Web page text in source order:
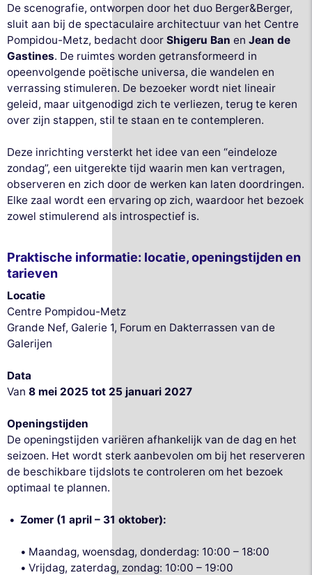
De scenografie, ontworpen door het duo Berger&Berger,
sluit aan bij de spectaculaire architectuur van het Centre
Pompidou-Metz, bedacht door Shigeru Ban en Jean de
Gastines. De ruimtes worden getransformeerd in
opeenvolgende poëtische universa, die wandelen en
verrassing stimuleren. De bezoeker wordt niet lineair
geleid, maar uitgenodigd zich te verliezen, terug te keren
over zijn stappen, stil te staan en te contempleren.
Deze inrichting versterkt het idee van een “eindeloze
zondag”, een uitgerekte tijd waarin men kan vertragen,
observeren en zich door de werken kan laten doordringen.
Elke zaal wordt een ervaring op zich, waardoor het bezoek
zowel stimulerend als introspectief is.
Praktische informatie: locatie, openingstijden en
tarieven
Locatie
Centre Pompidou-Metz
Grande Nef, Galerie 1, Forum en Dakterrassen van de
Galerijen
Data
Van 8 mei 2025 tot 25 januari 2027
Openingstijden
De openingstijden variëren afhankelijk van de dag en het
seizoen. Het wordt sterk aanbevolen om bij het reserveren
de beschikbare tijdslots te controleren om het bezoek
optimaal te plannen.
Zomer (1 april – 31 oktober):
Maandag, woensdag, donderdag: 10:00 – 18:00
Vrijdag, zaterdag, zondag: 10:00 – 19:00